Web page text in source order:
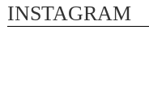
INSTAGRAM